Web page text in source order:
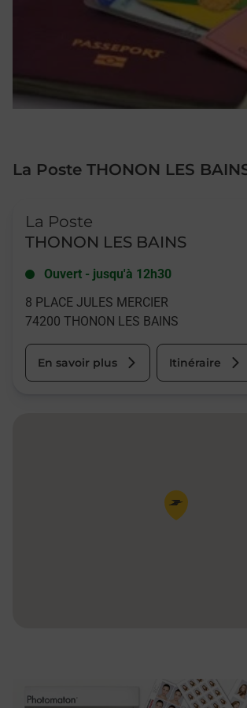
La Poste THONON LES
La Poste
THONON LES BAINS
Ouvert - jusqu'à 12h30
8 PLACE JULES MERCIER
74200 THONON LES BAINS
En savoir plus Itinéraire
Pin de la carte